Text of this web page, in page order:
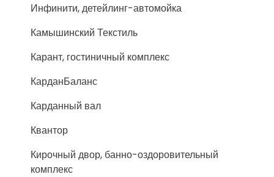
Инфинити, детейлинг-автомойка
Камышинский Текстиль
Карант, гостиничный комплекс
КарданБаланс
Карданный вал
Квантор
Кирочный двор, банно-оздоровительный
комплекс